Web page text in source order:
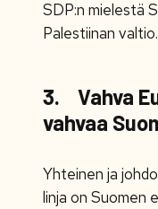
SDP:n mielestä
Palestiinan valtio.
3. Vahva
vahvaa
Yhteinen ja
linja on Suomen